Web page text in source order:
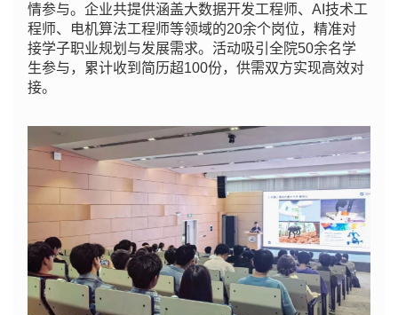
情参与。企业共提供涵盖大数据开发工程师、AI技术工
程师、电机算法工程师等领域的20余个岗位，精准对
接学子职业规划与发展需求。活动吸引全院50余名学
生参与，累计收到简历超100份，供需双方实现高效对
接。